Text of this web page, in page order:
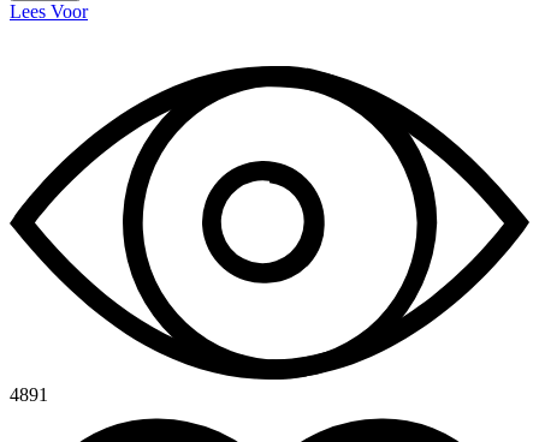
Lees Voor
4891